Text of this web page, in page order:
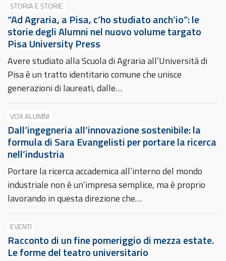
STORIA E STORIE
“Ad Agraria, a Pisa, c’ho studiato anch’io”: le
storie degli Alumni nel nuovo volume targato
Pisa University Press
Avere studiato alla Scuola di Agraria all’Università di
Pisa è un tratto identitario comune che unisce
generazioni di laureati, dalle…
VOX ALUMNI
Dall’ingegneria all’innovazione sostenibile: la
formula di Sara Evangelisti per portare la ricerca
nell’industria
Portare la ricerca accademica all’interno del mondo
industriale non è un’impresa semplice, ma è proprio
lavorando in questa direzione che…
EVENTI
Racconto di un fine pomeriggio di mezza estate.
Le forme del teatro universitario